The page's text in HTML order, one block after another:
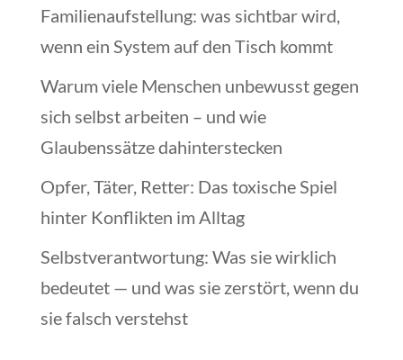
Familienaufstellung: was sichtbar wird,
wenn ein System auf den Tisch kommt
Warum viele Menschen unbewusst gegen
sich selbst arbeiten – und wie
Glaubenssätze dahinterstecken
Opfer, Täter, Retter: Das toxische Spiel
hinter Konflikten im Alltag
Selbstverantwortung: Was sie wirklich
bedeutet — und was sie zerstört, wenn du
sie falsch verstehst